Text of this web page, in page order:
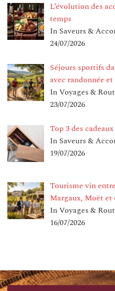
L’évolution des
temps
In Saveurs &
24/07/2026
Séjours sportifs
avec randonnée
In Voyages &
23/07/2026
Top 3 des
In Saveurs &
19/07/2026
Tourisme vin
Margaux, Moët et
In Voyages &
16/07/2026